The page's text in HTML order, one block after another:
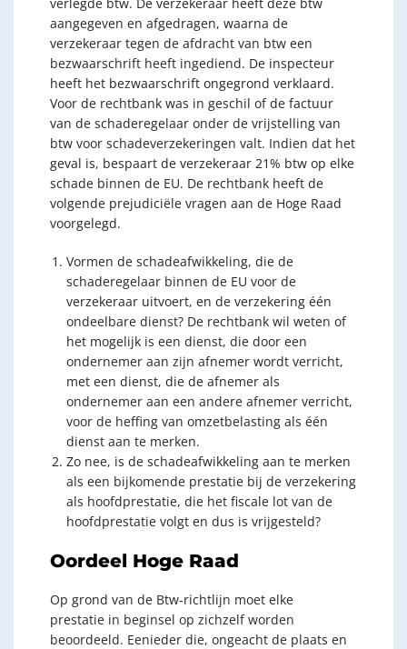
aangegeven en afgedragen, waarna de
verzekeraar tegen de afdracht van btw een
bezwaarschrift heeft ingediend. De inspecteur
heeft het bezwaarschrift ongegrond verklaard.
Voor de rechtbank was in geschil of de factuur
van de schaderegelaar onder de vrijstelling van
btw voor schadeverzekeringen valt. Indien dat het
geval is, bespaart de verzekeraar 21% btw op elke
schade binnen de EU. De rechtbank heeft de
volgende prejudiciële vragen aan de Hoge Raad
voorgelegd.
Vormen de schadeafwikkeling, die de
schaderegelaar binnen de EU voor de
verzekeraar uitvoert, en de verzekering één
ondeelbare dienst? De rechtbank wil weten of
het mogelijk is een dienst, die door een
ondernemer aan zijn afnemer wordt verricht,
met een dienst, die de afnemer als
ondernemer aan een andere afnemer verricht,
voor de heffing van omzetbelasting als één
dienst aan te merken.
Zo nee, is de schadeafwikkeling aan te merken
als een bijkomende prestatie bij de verzekering
als hoofdprestatie, die het fiscale lot van de
hoofdprestatie volgt en dus is vrijgesteld?
Oordeel Hoge Raad
Op grond van de Btw-richtlijn moet elke
prestatie in beginsel op zichzelf worden
beoordeeld. Eenieder die, ongeacht de plaats en